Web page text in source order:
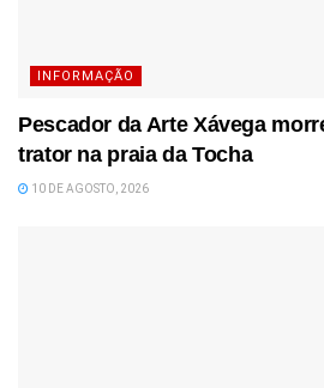
INFORMAÇÃO
Pescador da Arte Xávega
trator na praia da Tocha
10 DE AGOSTO, 2026